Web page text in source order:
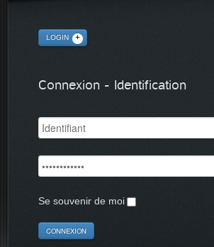
LOGIN
Connexion - Identification
Se souvenir de moi